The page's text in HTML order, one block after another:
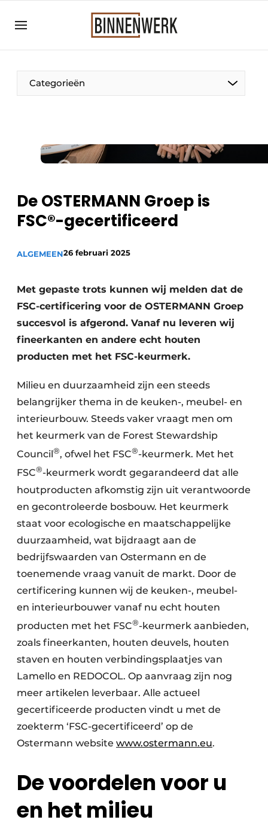
Aanmelden
Bedrijven
Binnenwerk | Hét magazine voor de
Direct contact
Meest gelezen
Nieuwsbrief
Podcasts
Privacy / Cookie statement
Vacatures
Categorieën
De OSTERMANN Groep is
FSC®-gecertificeerd
ALGEMEEN26 februari 2025
Met gepaste trots kunnen wij melden dat de
FSC-certificering voor de OSTERMANN Groep
succesvol is afgerond. Vanaf nu leveren wij
fineerkanten en andere echt houten
producten met het FSC-keurmerk.
Milieu en duurzaamheid zijn een steeds
belangrijker thema in de keuken-, meubel- en
interieurbouw. Steeds vaker vraagt men om
het keurmerk van de Forest Stewardship
Council®, ofwel het FSC®-keurmerk. Met het
FSC®-keurmerk wordt gegarandeerd dat alle
houtproducten afkomstig zijn uit verantwoorde
en gecontroleerde bosbouw. Het keurmerk
staat voor ecologische en maatschappelijke
duurzaamheid, wat bijdraagt aan de
bedrijfswaarden van Ostermann en de
toenemende vraag vanuit de markt. Door de
certificering kunnen wij de keuken-, meubel-
en interieurbouwer vanaf nu echt houten
producten met het FSC®-keurmerk aanbieden,
zoals fineerkanten, houten deuvels, houten
staven en houten verbindingsplaatjes van
Lamello en REDOCOL. Op aanvraag zijn nog
meer artikelen leverbaar. Alle actueel
gecertificeerde producten vindt u met de
zoekterm ‘FSC-gecertificeerd’ op de
Ostermann website www.ostermann.eu.
De voordelen voor u
en het milieu